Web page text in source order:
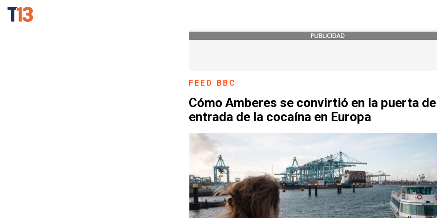
PUBLICIDAD
FEED BBC
Cómo Amberes se convirtió en la puerta de
entrada de la cocaína en Europa